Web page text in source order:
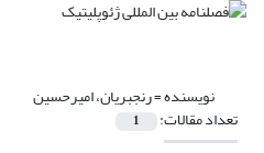
نویسنده =رنجبریان، امیرحسین
تعداد مقالات: 1